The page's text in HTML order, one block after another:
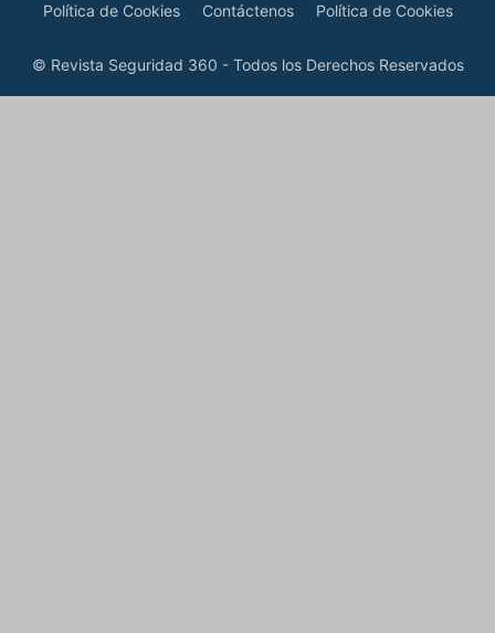
Política de Cookies Contáctenos Política de Cookies
© Revista Seguridad 360 - Todos los Derechos Reservados